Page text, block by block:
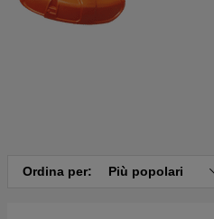
Ordina per: Più popolari